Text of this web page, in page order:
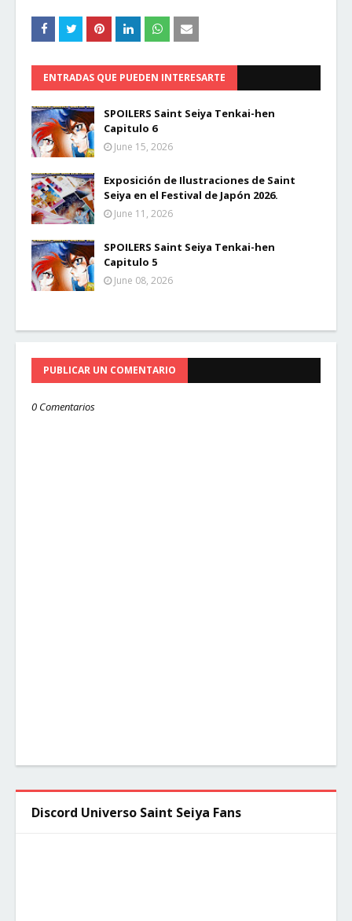
ENTRADAS QUE PUEDEN INTERESARTE
SPOILERS Saint Seiya Tenkai-hen
Capitulo 6
June 15, 2026
Exposición de Ilustraciones de Saint
Seiya en el Festival de Japón 2026.
June 11, 2026
SPOILERS Saint Seiya Tenkai-hen
Capitulo 5
June 08, 2026
PUBLICAR UN COMENTARIO
0 Comentarios
Discord Universo Saint Seiya Fans